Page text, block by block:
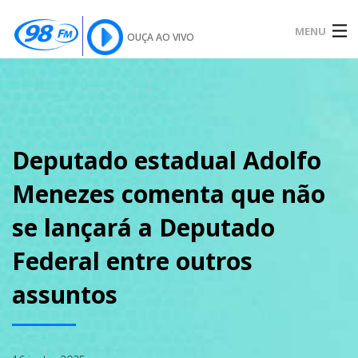
OUÇA AO VIVO MENU
SOBRE
PODCAST
Deputado estadual Adolfo
Menezes comenta que não
se lançará a Deputado
Federal entre outros
assuntos